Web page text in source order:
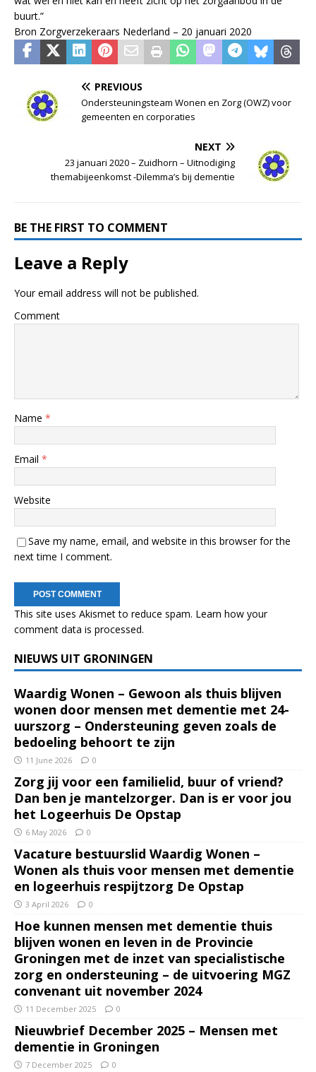
buurt.”
Bron Zorgverzekeraars Nederland – 20 januari 2020
PREVIOUS
Ondersteuningsteam Wonen en Zorg (OWZ) voor
gemeenten en corporaties
NEXT
23 januari 2020 – Zuidhorn – Uitnodiging
themabijeenkomst -Dilemma’s bij dementie
BE THE FIRST TO COMMENT
Leave a Reply
Your email address will not be published.
Comment
Name *
Email *
Website
Save my name, email, and website in this browser for the
next time I comment.
This site uses Akismet to reduce spam. Learn how your
comment data is processed.
NIEUWS UIT GRONINGEN
Waardig Wonen – Gewoon als thuis blijven
wonen door mensen met dementie met 24-
uurszorg – Ondersteuning geven zoals de
bedoeling behoort te zijn
11 June 2026 0
Zorg jij voor een familielid, buur of vriend?
Dan ben je mantelzorger. Dan is er voor jou
het Logeerhuis De Opstap
6 May 2026 0
Vacature bestuurslid Waardig Wonen –
Wonen als thuis voor mensen met dementie
en logeerhuis respijtzorg De Opstap
3 April 2026 0
Hoe kunnen mensen met dementie thuis
blijven wonen en leven in de Provincie
Groningen met de inzet van specialistische
zorg en ondersteuning – de uitvoering MGZ
convenant uit november 2024
11 December 2025 0
Nieuwbrief December 2025 – Mensen met
dementie in Groningen
7 December 2025 0